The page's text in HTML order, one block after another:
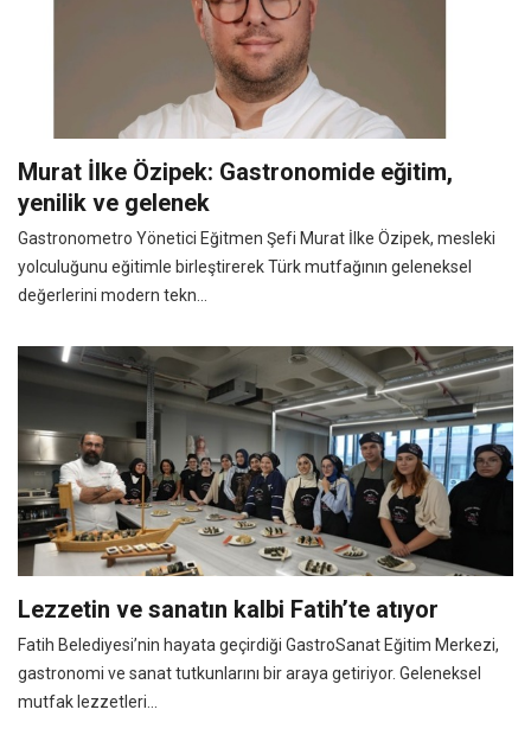
Murat İlke Özipek: Gastronomide eğitim,
yenilik ve gelenek
Gastronometro Yönetici Eğitmen Şefi Murat İlke Özipek, mesleki
yolculuğunu eğitimle birleştirerek Türk mutfağının geleneksel
değerlerini modern tekn...
Lezzetin ve sanatın kalbi Fatih’te atıyor
Fatih Belediyesi’nin hayata geçirdiği GastroSanat Eğitim Merkezi,
gastronomi ve sanat tutkunlarını bir araya getiriyor. Geleneksel
mutfak lezzetleri...